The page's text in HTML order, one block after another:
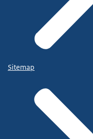
Sitemap